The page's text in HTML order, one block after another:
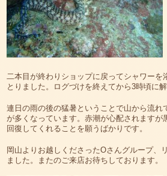
二本目が終わりショップに戻ってシャワーを
とりました。ログづけを終えてから3時頃に解
連日の雨の後の猛暑ということで山から流れ
が多くなっています。赤潮が心配されますが
回復してくれることを願うばかりです。
岡山よりお越しくださったOさんグループ、
ました。またのご来店お待ちしております。